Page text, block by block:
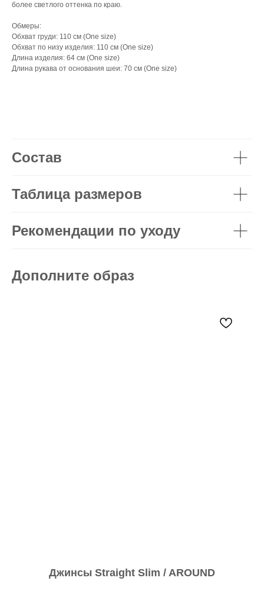
более светлого оттенка по краю.
Обмеры:
Обхват груди: 110 см (One size)
Обхват по низу изделия: 110 см (One size)
Длина изделия: 64 см (One size)
Длина рукава от основания шеи: 70 см (One size)
Состав
Таблица размеров
Рекомендации по уходу
Дополните образ
Джинсы Straight Slim / AROUND